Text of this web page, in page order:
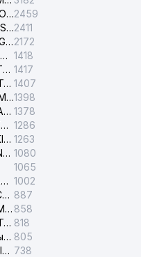
CHILONZOR ELEKTR TARMOG'I NOSOZLIK XIZMATI2459
O'ZBEKISTON RESPUBLIKASI BOSH PROKURATURASI ISHONCH TELEFONI2411
OLMAZOR ELEKTR TARMOG'I NOSOZLIKLARI XIZMATI2172
UCH-TEPA ELEKTR TARMOG'I NOSOZLIKLARI XIZMATI 1418
TOSHKENT SHAHAR ELEKTR TARMOQLARI KORXONASI AJ 1417
SHAYXONTOHUR ELEKTR TARMOG'I NOSOZLIKLARINI TUZATISH XIZMATI 1407
SAMARQAND ELEKTR TARMOQLARI AJ1398
SURXONDARYO ELEKTR TARMOQLARI AJ 1378
TOSHKENT TUMANI ELEKTR TARMOG'I AVARIYA XIZMATI 1286
TOSHKENT SHAHRI TASHKILOT TELEFONLARI HAQIDA MA'LUMOT BYUROSI 1263
DAVLAT TEST MARKAZINING ISHONCH TELEFONLARI 1080
1065
TOSHKENT SHAHAR FUQAROLIK ISHLARI BO'YICHA SUDI 1002
FUQAROLIK ISHLARI BO'YICHA YAKKASAROY TUMANLARARO SUDI 887
YUNUSOBOD ELEKTR TARMOG'I NOSOZLIKLARI XIZMATI 858
NAVOIY HUDUDIY ELEKTR TARMOQLARI KORXONASI AJ 818
Ташкентский следственный изолятор 805
ELEKTRTARMOG'I NOSOZLIKLARINI TO'ZATISH SERGELI XIZMATI 738